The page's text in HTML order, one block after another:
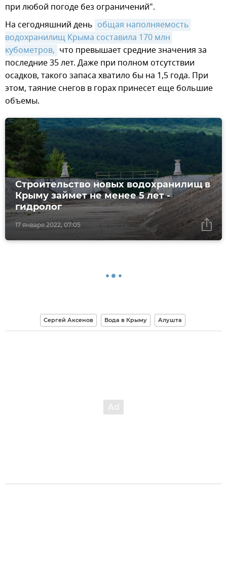
при любой погоде без ограничений".
На сегодняшний день общая наполняемость
водохранилищ Крыма составила 170 млн
кубометров, что превышает средние значения за
последние 35 лет. Даже при полном отсутствии
осадков, такого запаса хватило бы на 1,5 года. При
этом, таяние снегов в горах принесет еще большие
объемы.
17 января 2022, 07:05
Строительство новых водохранилищ в
Крыму займет не менее 5 лет -
гидролог
Сергей Аксенов Вода в Крыму Алушта